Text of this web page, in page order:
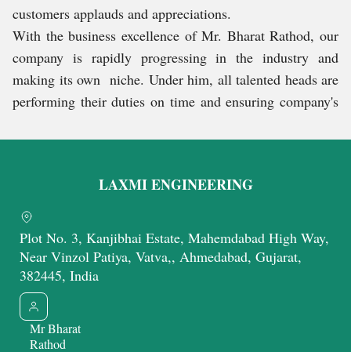
customers applauds and appreciations.
With the business excellence of Mr. Bharat Rathod, our
company is rapidly progressing in the industry and
making its own niche. Under him, all talented heads are
performing their duties on time and ensuring company's
We have a team having the best technical knowledge and
experience of rendering EOT Cranes Repairing &
Maintenance Services. These services are subject to
personalization, on site
Know More
LAXMI ENGINEERING
Plot No. 3, Kanjibhai Estate, Mahemdabad High Way,
Near Vinzol Patiya, Vatva,, Ahmedabad, Gujarat,
382445, India
Mr Bharat
Rathod